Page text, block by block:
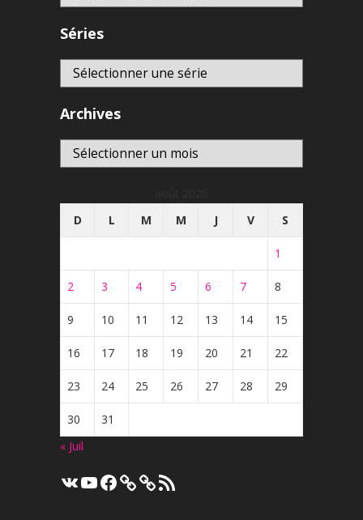
Séries
Archives
Archives
D
L M M J V S
1
2 3 4 5 6 7 8
9 10 11 12 13 14 15
16 17 18 19 20 21 22
23 24 25 26 27 28 29
30
31
« Juil
VK YouTube
Facebook Flux
RSS